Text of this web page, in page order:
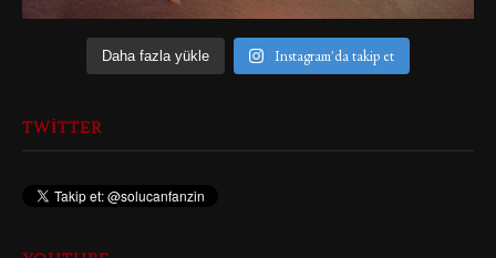
Daha fazla yükle Instagram'da takip et
TWITTER